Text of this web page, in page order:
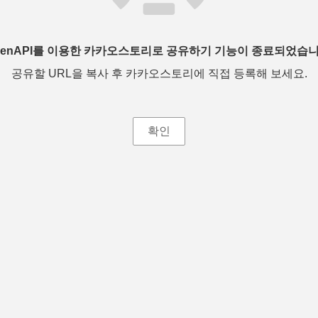
를 이용한 카카오스토리로 공유하기 기능이 종료되었습
공유할 URL을 복사 후 카카오스토리에 직접 등록해 보세요.
확인